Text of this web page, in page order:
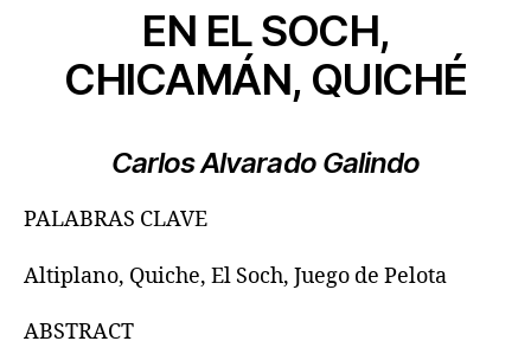
EN EL SOCH,
CHICAMÁN, QUICHÉ
Carlos Alvarado Galindo
PALABRAS CLAVE
Altiplano, Quiche, El Soch, Juego de Pelota
ABSTRACT